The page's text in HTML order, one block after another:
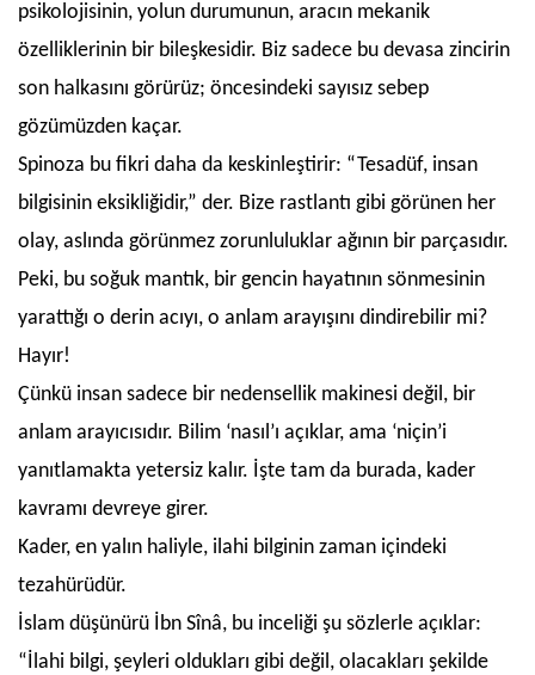
psikolojisinin, yolun durumunun, aracın mekanik
özelliklerinin bir bileşkesidir. Biz sadece bu devasa zincirin
son halkasını görürüz; öncesindeki sayısız sebep
gözümüzden kaçar.
Spinoza bu fikri daha da keskinleştirir: “Tesadüf, insan
bilgisinin eksikliğidir,” der. Bize rastlantı gibi görünen her
olay, aslında görünmez zorunluluklar ağının bir parçasıdır.
Peki, bu soğuk mantık, bir gencin hayatının sönmesinin
yarattığı o derin acıyı, o anlam arayışını dindirebilir mi?
Hayır!
Çünkü insan sadece bir nedensellik makinesi değil, bir
anlam arayıcısıdır. Bilim ‘nasıl’ı açıklar, ama ‘niçin’i
yanıtlamakta yetersiz kalır. İşte tam da burada, kader
kavramı devreye girer.
Kader, en yalın haliyle, ilahi bilginin zaman içindeki
tezahürüdür.
İslam düşünürü İbn Sînâ, bu inceliği şu sözlerle açıklar:
“İlahi bilgi, şeyleri oldukları gibi değil, olacakları şekilde